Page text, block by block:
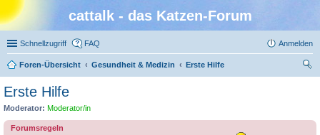
cattalk - das Katzen-Forum
Schnellzugriff FAQ Anmelden
Foren-Übersicht Gesundheit & Medizin
Erste Hilfe
Erste Hilfe
Moderator: Moderator/in
Forumsregeln